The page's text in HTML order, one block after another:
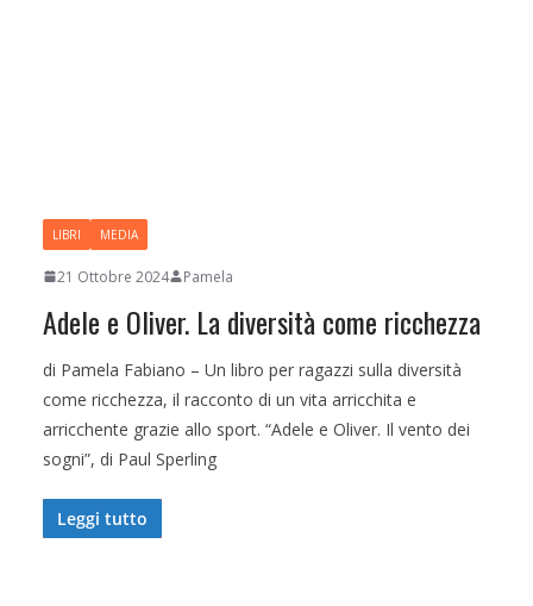
LIBRI MEDIA
21 Ottobre 2024 Pamela
Adele e Oliver. La diversità come ricchezza
di Pamela Fabiano – Un libro per ragazzi sulla diversità
come ricchezza, il racconto di un vita arricchita e
arricchente grazie allo sport. “Adele e Oliver. Il vento dei
sogni”, di Paul Sperling
Leggi tutto